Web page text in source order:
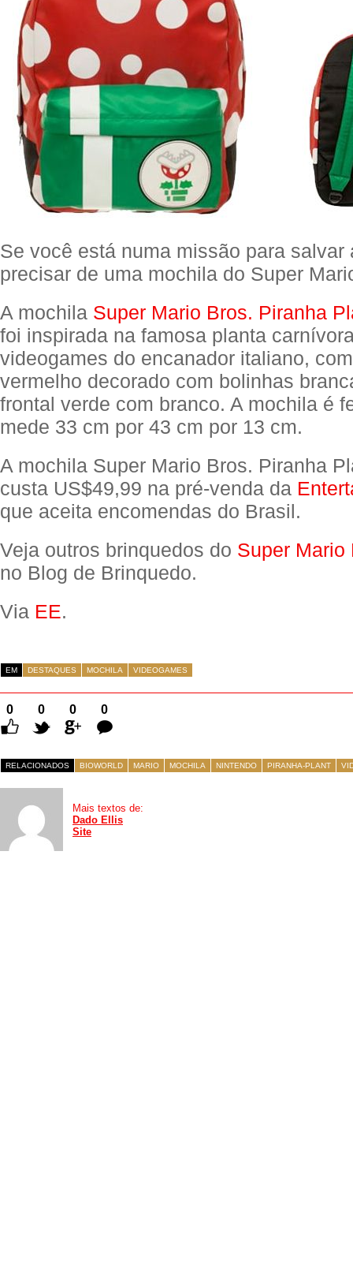
Se você está numa missão para salvar
precisar de uma mochila do Super
A mochila Super Mario Bros. Piranha
foi inspirada na famosa planta
videogames do encanador italiano,
vermelho decorado com bolinhas
frontal verde com branco. A mochila é
mede 33 cm por 43 cm por 13 cm.
A mochila Super Mario Bros. Piranha
custa US$49,99 na pré-venda da
que aceita encomendas do Brasil.
Veja outros brinquedos do Super Mario
no Blog de Brinquedo.
Via EE.
EM DESTAQUES MOCHILA VIDEOGAMES
0 0 0
0
Comentários
RELACIONADOS BIOWORLD MARIO MOCHILA NINTENDO PIRANHA-PLANT
Mais textos de:
Dado Ellis
Site